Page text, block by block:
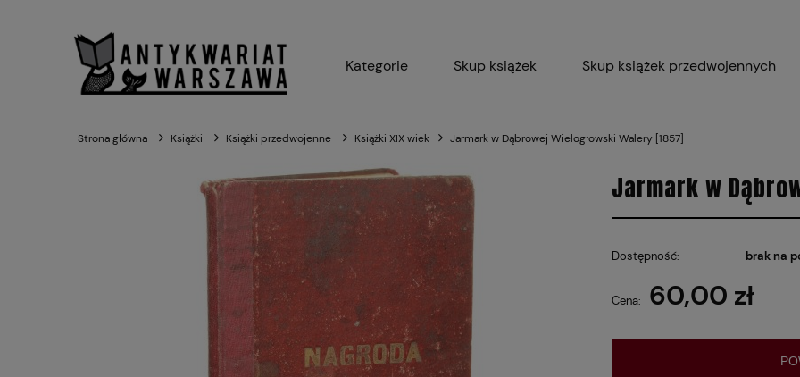
Kategorie Skup książek Skup książek przedwojennych
Strona główna Książki Książki przedwojenne Książki XIX wiek Jarmark w Dąbrowej Wielogłowski Walery [1857]
Jarmark w
Dostępność: brak na
Cena: 60,00 zł